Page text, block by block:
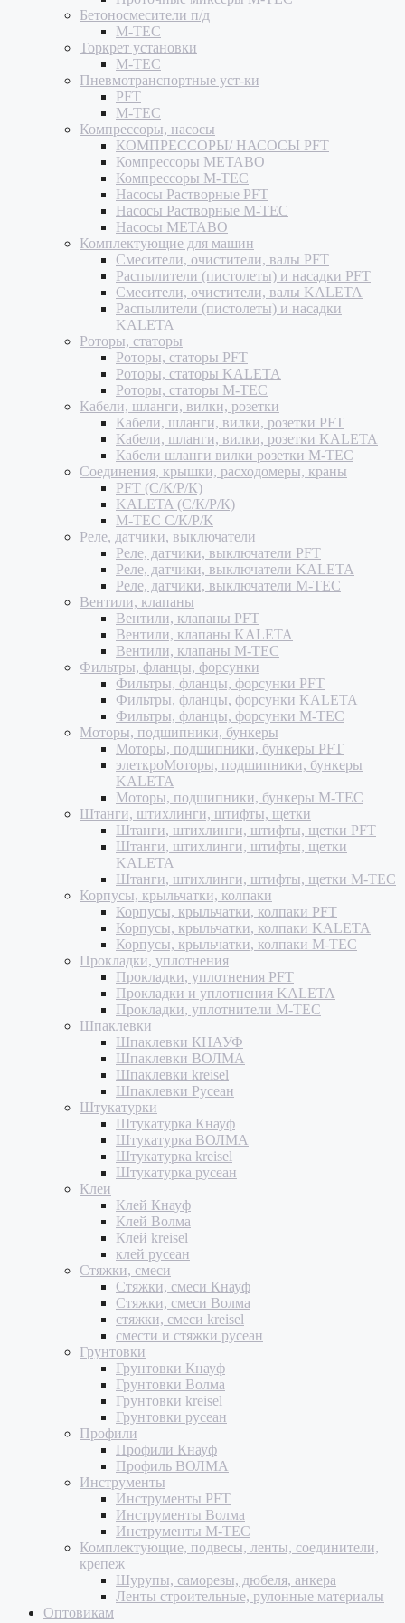
Бетоносмесители п/д
M-TEC
Торкрет установки
M-TEC
Пневмотранспортные уст-ки
PFT
M-TEC
Компрессоры, насосы
КОМПРЕССОРЫ/ НАСОСЫ PFT
Компрессоры METABO
Компрессоры M-TEC
Насосы Растворные PFT
Насосы Растворные M-TEC
Насосы METABO
Комплектующие для машин
Смесители, очистители, валы PFT
Распылители (пистолеты) и насадки PFT
Смесители, очистители, валы KALETA
Распылители (пистолеты) и насадки
KALETA
Роторы, статоры
Роторы, статоры PFT
Роторы, статоры KALETA
Роторы, статоры M-TEC
Кабели, шланги, вилки, розетки
Кабели, шланги, вилки, розетки PFT
Кабели, шланги, вилки, розетки KALETA
Кабели шланги вилки розетки M-TEC
Соединения, крышки, расходомеры, краны
PFT (С/К/Р/К)
KALETA (С/К/Р/К)
M-TEC С/К/Р/К
Реле, датчики, выключатели
Реле, датчики, выключатели PFT
Реле, датчики, выключатели KALETA
Реле, датчики, выключатели M-TEC
Вентили, клапаны
Вентили, клапаны PFT
Вентили, клапаны KALETA
Вентили, клапаны M-TEC
Фильтры, фланцы, форсунки
Фильтры, фланцы, форсунки PFT
Фильтры, фланцы, форсунки KALETA
Фильтры, фланцы, форсунки M-TEC
Моторы, подшипники, бункеры
Моторы, подшипники, бункеры PFT
элеткроМоторы, подшипники, бункеры
KALETA
Моторы, подшипники, бункеры M-TEC
Штанги, штихлинги, штифты, щетки
Штанги, штихлинги, штифты, щетки PFT
Штанги, штихлинги, штифты, щетки
KALETA
Штанги, штихлинги, штифты, щетки M-TEC
Корпусы, крыльчатки, колпаки
Корпусы, крыльчатки, колпаки PFT
Корпусы, крыльчатки, колпаки KALETA
Корпусы, крыльчатки, колпаки M-TEC
Прокладки, уплотнения
Прокладки, уплотнения PFT
Прокладки и уплотнения KALETA
Прокладки, уплотнители M-TEC
Шпаклевки
Шпаклевки КНАУФ
Шпаклевки ВОЛМА
Шпаклевки kreisel
Шпаклевки Русеан
Штукатурки
Штукатурка Кнауф
Штукатурка ВОЛМА
Штукатурка kreisel
Штукатурка русеан
Клеи
Клей Кнауф
Клей Волма
Клей kreisel
клей русеан
Стяжки, смеси
Стяжки, смеси Кнауф
Стяжки, смеси Волма
стяжки, смеси kreisel
смести и стяжки русеан
Грунтовки
Грунтовки Кнауф
Грунтовки Волма
Грунтовки kreisel
Грунтовки русеан
Профили
Профили Кнауф
Профиль ВОЛМА
Инструменты
Инструменты PFT
Инструменты Волма
Инструменты M-TEC
Комплектующие, подвесы, ленты, соединители,
крепеж
Шурупы, саморезы, дюбеля, анкера
Ленты строительные, рулонные материалы
Оптовикам